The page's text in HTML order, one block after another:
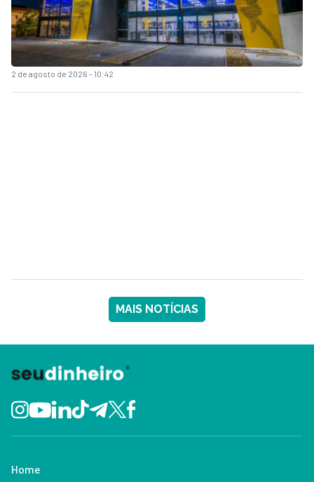
2 de agosto de 2026 - 10:42
MAIS NOTÍCIAS
Home